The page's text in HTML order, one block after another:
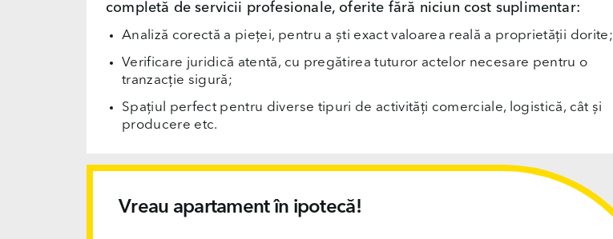
completă de servicii profesionale, oferite fără niciun cost suplimentar:
Analiză corectă a pieței, pentru a ști exact valoarea reală a proprietății dorite;
Verificare juridică atentă, cu pregătirea tuturor actelor necesare pentru o
tranzacție sigură;
Spațiul perfect pentru diverse tipuri de activități comerciale, logistică, cât și
producere etc.
Vreau apartament în ipotecă!